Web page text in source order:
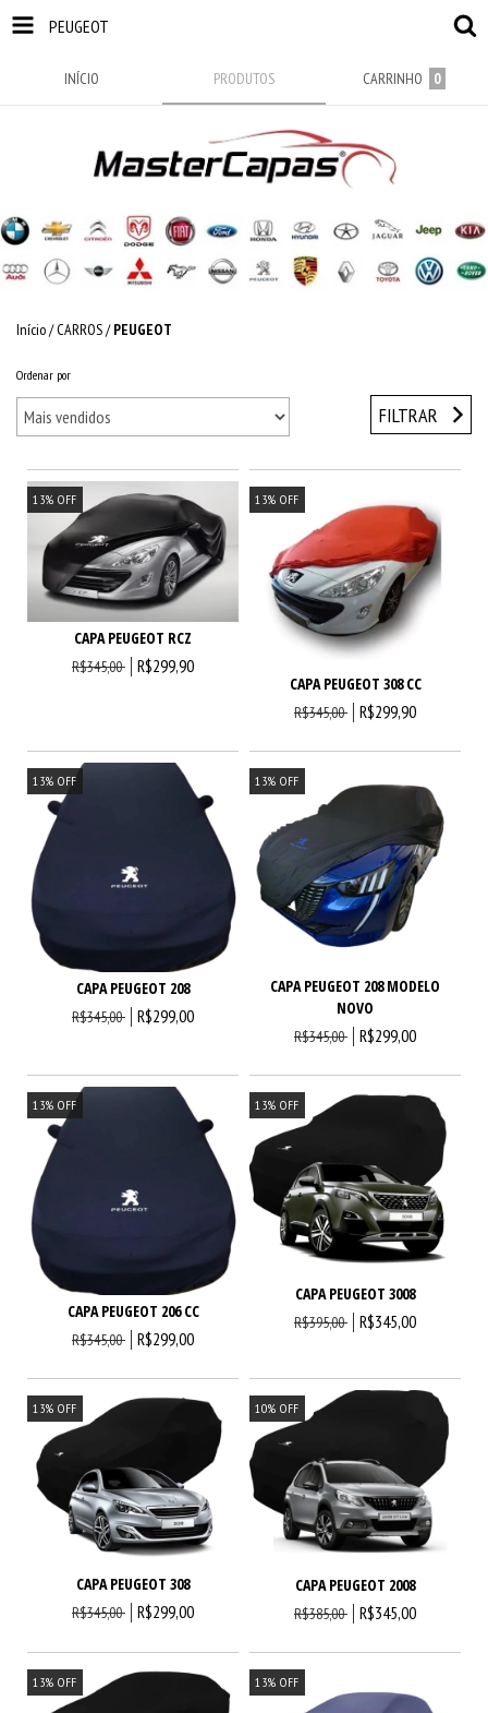
PEUGEOT
INÍCIO PRODUTOS CARRINHO 0
Início/ CARROS/ PEUGEOT
Ordenar por
FILTRAR
13% OFF
CAPA PEUGEOT RCZ
R$345,00 R$299,90
13% OFF
CAPA PEUGEOT 308 CC
R$345,00 R$299,90
13% OFF
CAPA PEUGEOT 208
R$345,00 R$299,00
13% OFF
CAPA PEUGEOT 208 MODELO
NOVO
R$345,00 R$299,00
13% OFF
CAPA PEUGEOT 206 CC
R$345,00 R$299,00
13% OFF
CAPA PEUGEOT 3008
R$395,00 R$345,00
13% OFF
CAPA PEUGEOT 308
R$345,00 R$299,00
10% OFF
CAPA PEUGEOT 2008
R$385,00 R$345,00
13% OFF 13% OFF